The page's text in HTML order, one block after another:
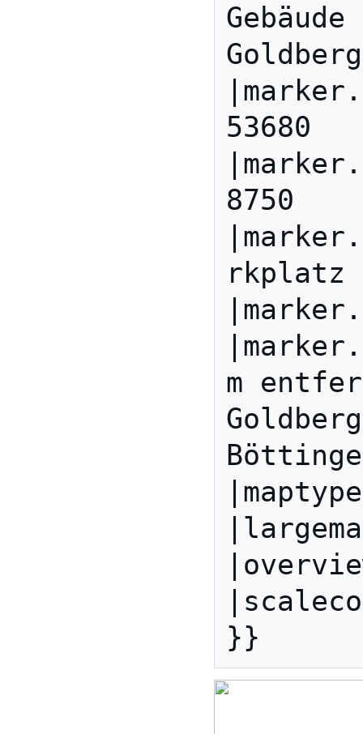
53680
8750
rkplatz
m